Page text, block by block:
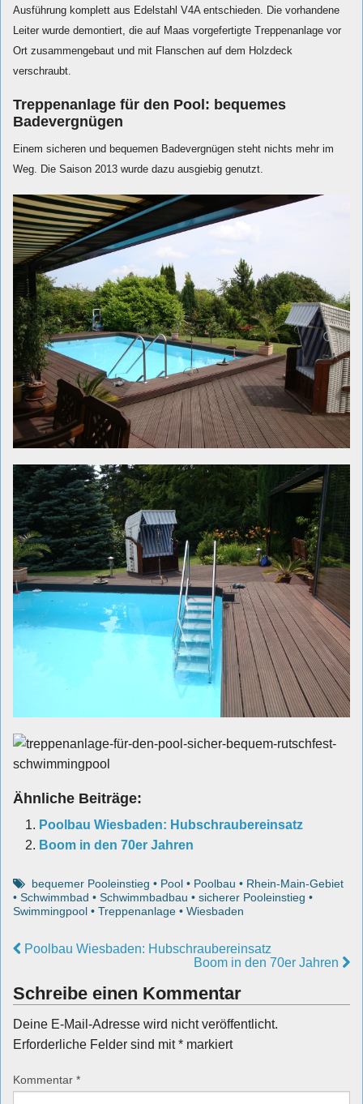
Ausführung komplett aus Edelstahl V4A entschieden. Die vorhandene
Leiter wurde demontiert, die auf Maas vorgefertigte Treppenanlage vor
Ort zusammengebaut und mit Flanschen auf dem Holzdeck
verschraubt.
Treppenanlage für den Pool: bequemes
Badevergnügen
Einem sicheren und bequemen Badevergnügen steht nichts mehr im
Weg. Die Saison 2013 wurde dazu ausgiebig genutzt.
Ähnliche Beiträge:
Poolbau Wiesbaden: Hubschraubereinsatz
Boom in den 70er Jahren
bequemer Pooleinstieg • Pool • Poolbau • Rhein-Main-Gebiet
• Schwimmbad • Schwimmbadbau • sicherer Pooleinstieg •
Swimmingpool • Treppenanlage • Wiesbaden
Poolbau Wiesbaden: Hubschraubereinsatz
Boom in den 70er Jahren
Schreibe einen Kommentar
Deine E-Mail-Adresse wird nicht veröffentlicht.
Erforderliche Felder sind mit* markiert
Kommentar *